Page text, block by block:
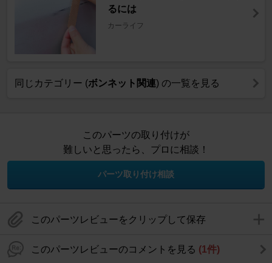
るには
カーライフ
同じカテゴリー (ボンネット関連) の一覧を見る
このパーツの取り付けが
難しいと思ったら、プロに相談！
パーツ取り付け相談
このパーツレビューをクリップして保存
このパーツレビューのコメントを見る (1件)